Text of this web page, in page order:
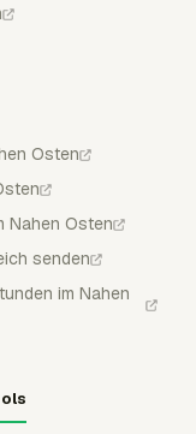
Osten
Nahen Osten
senden
im Nahen